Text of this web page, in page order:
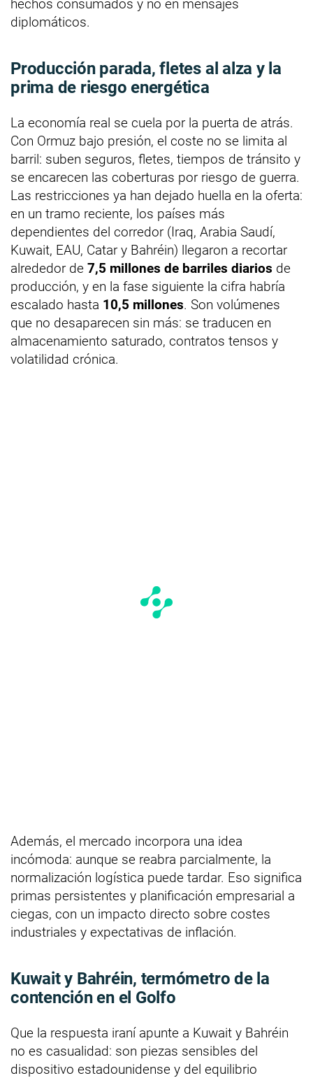
hechos consumados y no en mensajes
diplomáticos.
Producción parada, fletes al alza y la
prima de riesgo energética
La economía real se cuela por la puerta de atrás.
Con Ormuz bajo presión, el coste no se limita al
barril: suben seguros, fletes, tiempos de tránsito y
se encarecen las coberturas por riesgo de guerra.
Las restricciones ya han dejado huella en la oferta:
en un tramo reciente, los países más
dependientes del corredor (Iraq, Arabia Saudí,
Kuwait, EAU, Catar y Bahréin) llegaron a recortar
alrededor de 7,5 millones de barriles diarios de
producción, y en la fase siguiente la cifra habría
escalado hasta 10,5 millones. Son volúmenes
que no desaparecen sin más: se traducen en
almacenamiento saturado, contratos tensos y
volatilidad crónica.
Además, el mercado incorpora una idea
incómoda: aunque se reabra parcialmente, la
normalización logística puede tardar. Eso significa
primas persistentes y planificación empresarial a
ciegas, con un impacto directo sobre costes
industriales y expectativas de inflación.
Kuwait y Bahréin, termómetro de la
contención en el Golfo
Que la respuesta iraní apunte a Kuwait y Bahréin
no es casualidad: son piezas sensibles del
dispositivo estadounidense y del equilibrio